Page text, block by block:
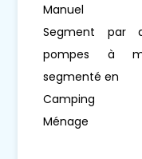
Manuel
Segment par
pompes à
segmenté en
Camping
Ménage